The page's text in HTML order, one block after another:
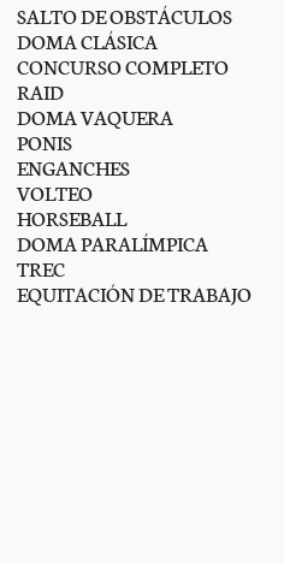
SALTO DE OBSTÁCULOS
DOMA CLÁSICA
CONCURSO COMPLETO
RAID
DOMA VAQUERA
PONIS
ENGANCHES
VOLTEO
HORSEBALL
DOMA PARALÍMPICA
TREC
EQUITACIÓN DE TRABAJO